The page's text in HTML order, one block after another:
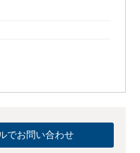
でお問い合わせ